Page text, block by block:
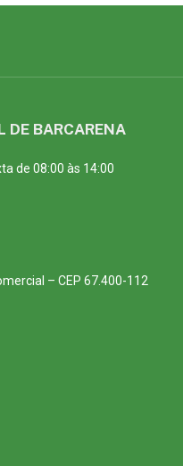
DE BARCARENA
de 08:00 às 14:00
– CEP 67.400-112